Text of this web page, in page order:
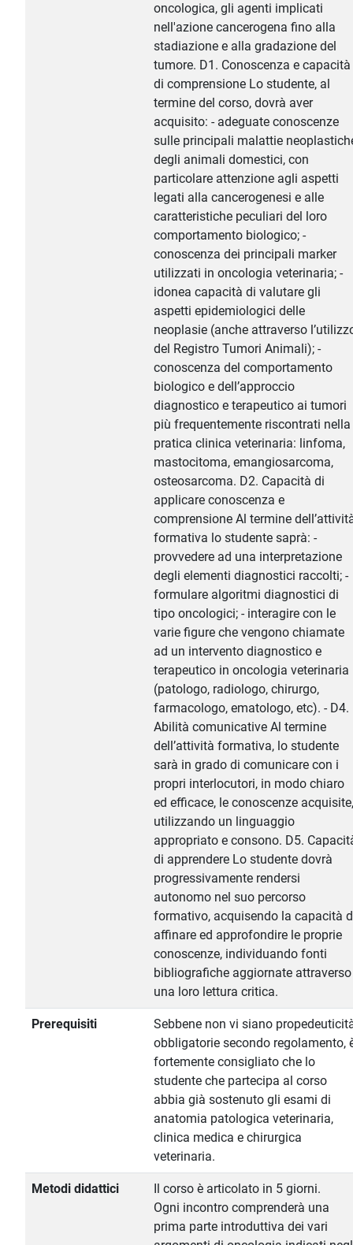
oncologica, gli agenti implicati
nell'azione cancerogena fino alla
stadiazione e alla gradazione del
tumore. D1. Conoscenza e capacità
di comprensione Lo studente, al
termine del corso, dovrà aver
acquisito: - adeguate conoscenze
sulle principali malattie
degli animali domestici, con
particolare attenzione agli aspetti
legati alla cancerogenesi e alle
caratteristiche peculiari del loro
comportamento biologico; -
conoscenza dei principali marker
utilizzati in oncologia veterinaria; -
idonea capacità di valutare gli
aspetti epidemiologici delle
neoplasie (anche attraverso
del Registro Tumori Animali); -
conoscenza del comportamento
biologico e dell’approccio
diagnostico e terapeutico ai tumori
più frequentemente riscontrati nella
pratica clinica veterinaria: linfoma,
mastocitoma, emangiosarcoma,
osteosarcoma. D2. Capacità di
applicare conoscenza e
comprensione Al termine
formativa lo studente saprà: -
provvedere ad una interpretazione
degli elementi diagnostici raccolti; -
formulare algoritmi diagnostici di
tipo oncologici; - interagire con le
varie figure che vengono chiamate
ad un intervento diagnostico e
terapeutico in oncologia veterinaria
(patologo, radiologo, chirurgo,
farmacologo, ematologo, etc). - D4.
Abilità comunicative Al termine
dell’attività formativa, lo studente
sarà in grado di comunicare con i
propri interlocutori, in modo chiaro
ed efficace, le conoscenze acquisite,
utilizzando un linguaggio
appropriato e consono. D5.
di apprendere Lo studente dovrà
progressivamente rendersi
autonomo nel suo percorso
formativo, acquisendo la capacità
affinare ed approfondire le proprie
conoscenze, individuando fonti
bibliografiche aggiornate attraverso
una loro lettura critica.
Prerequisiti
Sebbene non vi siano
obbligatorie secondo regolamento,
fortemente consigliato che lo
studente che partecipa al corso
abbia già sostenuto gli esami di
anatomia patologica veterinaria,
clinica medica e chirurgica
veterinaria.
Metodi didattici
Il corso è articolato in 5 giorni.
Ogni incontro comprenderà una
prima parte introduttiva dei vari